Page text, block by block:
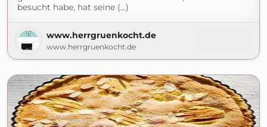
besucht habe, hat seine (...)
www.herrgruenkocht.de
www.herrgruenkocht.de